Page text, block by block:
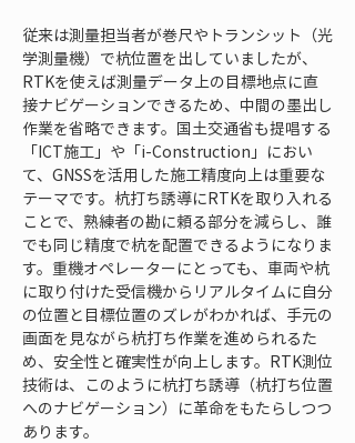
従来は測量担当者が巻尺やトランシット（光
学測量機）で杭位置を出していましたが、
RTKを使えば測量データ上の目標地点に直
接ナビゲーションできるため、中間の墨出し
作業を省略できます。国土交通省も提唱する
「ICT施工」や「i-Construction」におい
て、GNSSを活用した施工精度向上は重要な
テーマです。杭打ち誘導にRTKを取り入れる
ことで、熟練者の勘に頼る部分を減らし、誰
でも同じ精度で杭を配置できるようになりま
す。重機オペレーターにとっても、車両や杭
に取り付けた受信機からリアルタイムに自分
の位置と目標位置のズレがわかれば、手元の
画面を見ながら杭打ち作業を進められるた
め、安全性と確実性が向上します。RTK測位
技術は、このように杭打ち誘導（杭打ち位置
へのナビゲーション）に革命をもたらしつつ
あります。